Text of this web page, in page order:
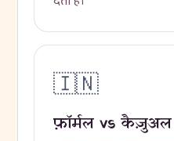
🇮🇳
फ़ॉर्मल vs कैज़ुअल